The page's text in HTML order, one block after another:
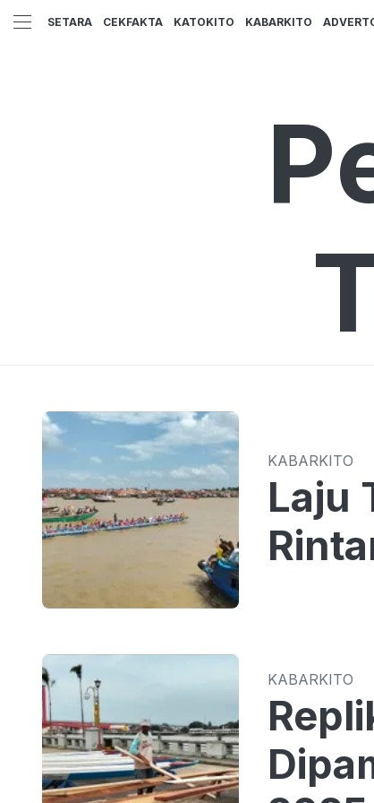
SETARA CEKFAKTA KATOKITO KABARKITO
KABARKITO
Laju
KABARKITO